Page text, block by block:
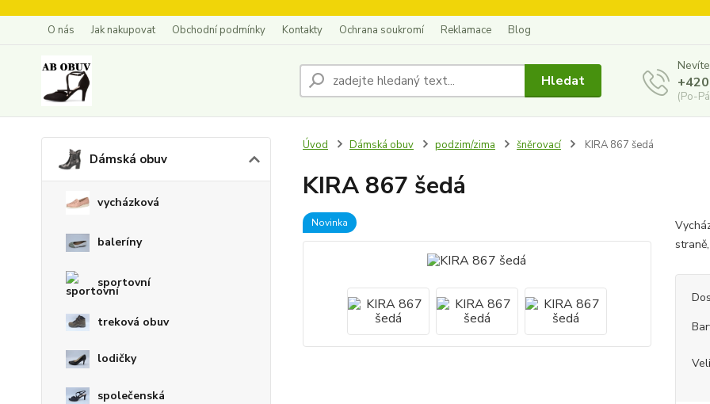
O nás Jak nakupovat Obchodní podmínky Kontakty Ochrana soukromí Reklamace Blog
Hledat
(Po-
Dámská obuv
vycházková
baleríny
sportovní
treková obuv
lodičky
společenská
Úvod Dámská obuv podzim/zima šněrovací KIRA 867 šedá
KIRA 867 šedá
Novinka